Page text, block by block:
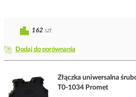
Dodaj do porównania
162 szt
Złączka uniwersalna
T0-1034 Promet